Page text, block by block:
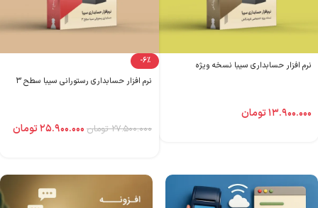
نرم افزار حسابداری سیبا نسخه ویژه
۱۳.۹۰۰.۰۰۰تومان
-6%
نرم افزار حسابداری رستورانی سیبا سطح ۳
۲۷.۵۰۰.۰۰۰ تومان ۲۵.۹۰۰.۰۰۰تومان